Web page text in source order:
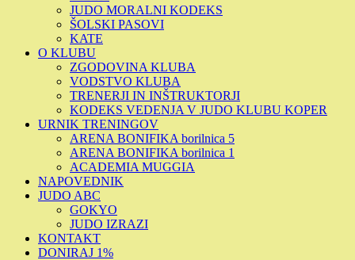
JUDO MORALNI KODEKS
ŠOLSKI PASOVI
KATE
O KLUBU
ZGODOVINA KLUBA
VODSTVO KLUBA
TRENERJI IN INŠTRUKTORJI
KODEKS VEDENJA V JUDO KLUBU KOPER
URNIK TRENINGOV
ARENA BONIFIKA borilnica 5
ARENA BONIFIKA borilnica 1
ACADEMIA MUGGIA
NAPOVEDNIK
JUDO ABC
GOKYO
JUDO IZRAZI
KONTAKT
DONIRAJ 1%